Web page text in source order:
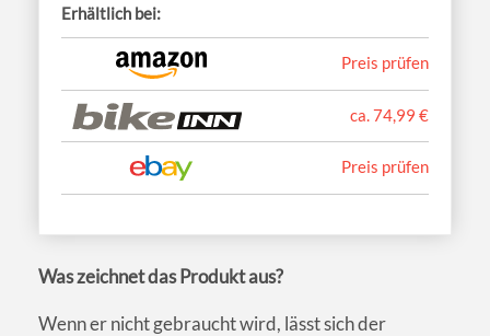
Erhältlich bei:
Preis prüfen
ca. 74,99 €
Preis prüfen
Was zeichnet das Produkt aus?
Wenn er nicht gebraucht wird, lässt sich der